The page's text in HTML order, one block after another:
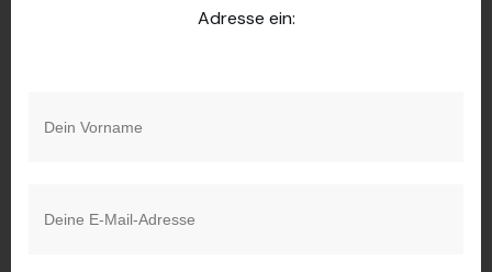
Adresse ein: